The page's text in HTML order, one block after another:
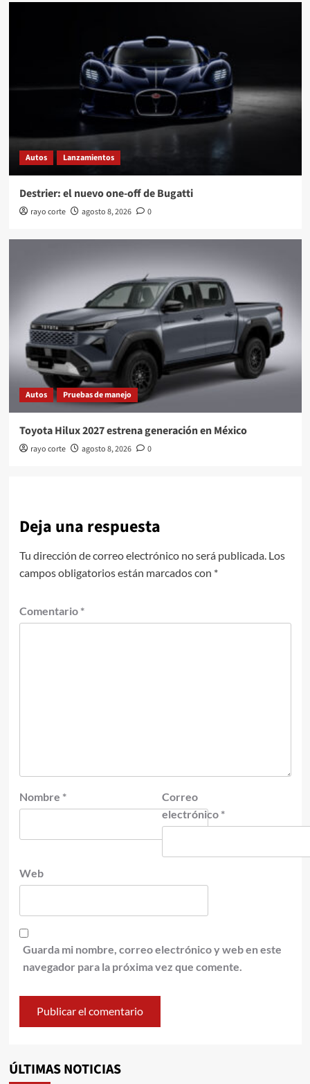
Autos Lanzamientos
Destrier: el nuevo one-off de Bugatti
rayo corte agosto 8, 2026 0
Autos Pruebas de manejo
Toyota Hilux 2027 estrena generación en México
rayo corte agosto 8, 2026 0
Deja una respuesta
Tu dirección de correo electrónico no será publicada. Los
campos obligatorios están marcados con *
Comentario *
Nombre *
Correo
electrónico *
Web
Guarda mi nombre, correo electrónico y web en este
navegador para la próxima vez que comente.
ÚLTIMAS NOTICIAS